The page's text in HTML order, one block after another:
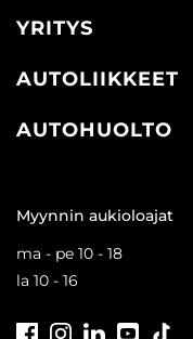
YRITYS
AUTOLIIKKEET
AUTOHUOLTO
Myynnin aukioloajat
ma - pe 10 - 18
la 10 - 16
FacebookInstagramLinkedInYoutube